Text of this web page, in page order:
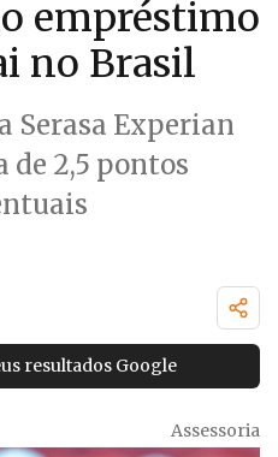
empréstimo
no Brasil
Serasa Experian
de 2,5 pontos
resultados Google
Assessoria